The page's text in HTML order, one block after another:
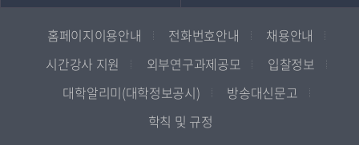
사회과학대학
대구경북지역대학
인천지역대학
광주전남지역대학
울산지역대학
중앙도서관
원격교육혁신연구원
통합인문학연구소
종합교육연수원
멘토링
진로심리상담
교육정보화본부
OpenVLab
홈페이지이용안내 전화번호안내
채용안내
시간강사 지원
외부연구과제공모
입찰정보
대학알리미(대학정보공시)
방송대신문고
학칙 및 규정